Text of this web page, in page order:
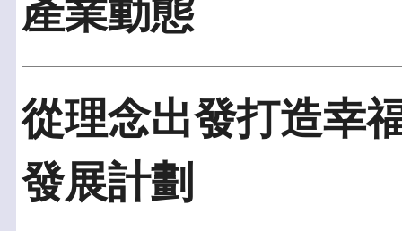
產業動態
從理念出發打造幸
發展計劃